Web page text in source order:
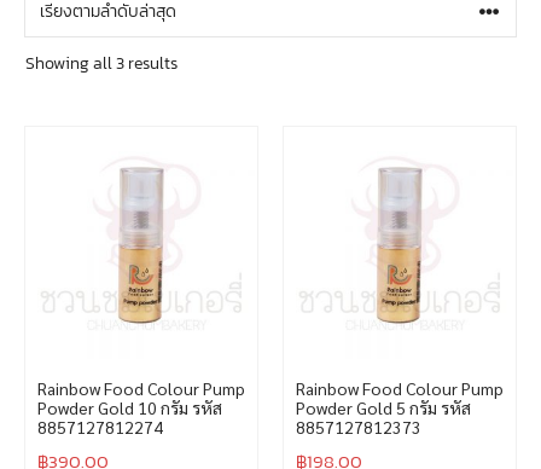
Showing all 3 results
Rainbow Food Colour Pump
Powder Gold 10 กรัม รหัส
8857127812274
฿390.00
Rainbow Food Colour Pump
Powder Gold 5 กรัม รหัส
8857127812373
฿198.00